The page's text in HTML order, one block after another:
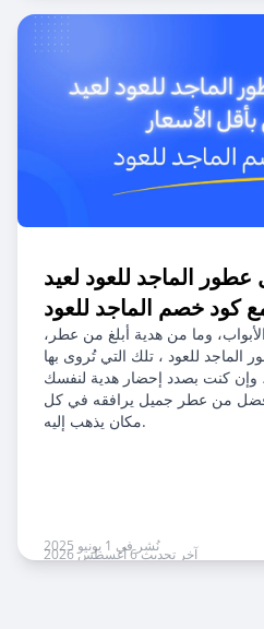
الماجد للعود لعيد
2025 يطرق الأبواب، وما من هدية أبلغ من عطر،
للعود ، تلك التي تُروى بها
وإن كنت بصدد إحضار هدية لنفسك
من عطر جميل يرافقه في كل
مكان يذهب إليه.
نُشر في 1 يونيو 2025آخر تحديث 6 أغسطس 2026